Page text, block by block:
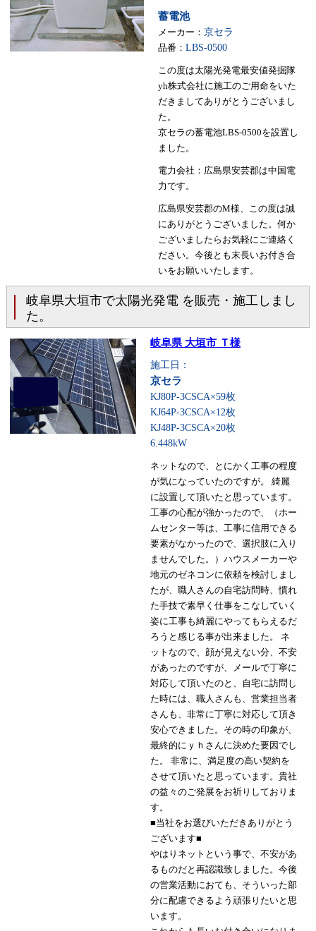
蓄電池
メーカー： 京セラ
品番： LBS-0500
この度は太陽光発電最安値発掘隊
yh株式会社に施工のご用命をいた
だきましてありがとうございまし
た。
京セラの蓄電池LBS-0500を設置し
ました。
電力会社：広島県安芸郡は中国電
力です。
広島県安芸郡のM様、この度は誠
にありがとうございました。何か
ございましたらお気軽にご連絡く
ださい。今後とも末長いお付き合
いをお願いいたします。
岐阜県大垣市で太陽光発電 を販売・施工しまし
た。
岐阜県 大垣市 Ｔ様
施工日：
京セラ
KJ80P-3CSCA×59枚
KJ64P-3CSCA×12枚
KJ48P-3CSCA×20枚
6.448kW
ネットなので、とにかく工事の程度
が気になっていたのですが。 綺麗
に設置して頂いたと思っています。
工事の心配が強かったので、（ホー
ムセンター等は、工事に信用できる
要素がなかったので、選択肢に入り
ませんでした。）ハウスメーカーや
地元のゼネコンに依頼を検討しまし
たが、職人さんの自宅訪問時、慣れ
た手技で素早く仕事をこなしていく
姿に工事も綺麗にやってもらえるだ
ろうと感じる事が出来ました。 ネ
ットなので、顔が見えない分、不安
があったのですが、メールで丁寧に
対応して頂いたのと、自宅に訪問し
た時には、職人さんも、営業担当者
さんも、非常に丁寧に対応して頂き
安心できました。その時の印象が、
最終的にｙｈさんに決めた要因でし
た。 非常に、満足度の高い契約を
させて頂いたと思っています。貴社
の益々のご発展をお祈りしておりま
す。
■当社をお選びいただきありがとう
ございます■
やはりネットという事で、不安があ
るものだと再認識致しました。今後
の営業活動におても、そういった部
分に配慮できるよう頑張りたいと思
います。